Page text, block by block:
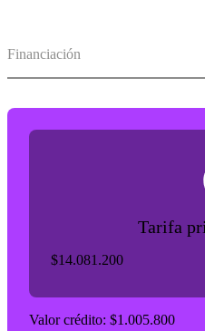
Financiación
Tarifa
$14.081.200
Valor crédito: $1.005.800